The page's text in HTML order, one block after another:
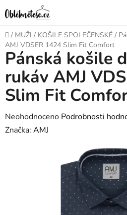
na
obsah
Domů
/ MUŽI / KOŠILE SPOLEČENSKÉ /
AMJ VDSER 1424 Slim Fit Comfort
Pánská košile
rukáv AMJ
Slim Fit
Průměrné
hodnocení
Neohodnoceno Podrobnosti
Značka: AMJ